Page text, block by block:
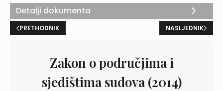
PRETHODNIK NASLJEDNIK
Zakon o područjima i
sjedištima sudova (2014)
Detalji dokumenta